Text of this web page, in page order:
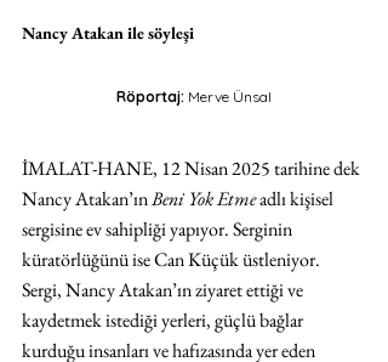
Nancy Atakan ile söyleşi
Röportaj: Merve Ünsal
İMALAT-HANE, 12 Nisan 2025 tarihine dek
Nancy Atakan’ın Beni Yok Etme adlı kişisel
sergisine ev sahipliği yapıyor. Serginin
küratörlüğünü ise Can Küçük üstleniyor.
Sergi, Nancy Atakan’ın ziyaret ettiği ve
kaydetmek istediği yerleri, güçlü bağlar
kurduğu insanları ve hafızasında yer eden